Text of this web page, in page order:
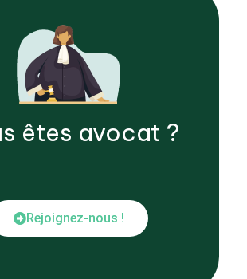
êtes avocat ?
Rejoignez-nous !